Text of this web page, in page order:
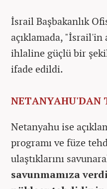
İsrail Başbakanlık
açıklamada,
ihlaline güçlü bir
ifade edildi.
NETANYAHU'DAN
Netanyahu ise
programı ve füze
ulaştıklarını
savunmamıza